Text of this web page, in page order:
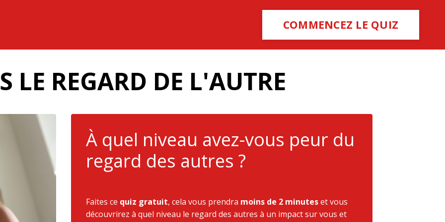
COMMENCEZ LE QUIZ
LE REGARD DE L'AUTRE
À quel niveau avez-vous peur du
regard des autres ?
Faites ce quiz gratuit, cela vous prendra moins de 2 minuteset vous
découvrirez à quel niveau le regard des autres à un impact sur vous et